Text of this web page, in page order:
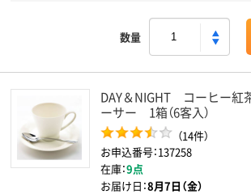
数量
DAY＆NIGHT コーヒー紅
ーサー 1箱（6客入）
（14件）
お申込番号：137258
在庫：9点
お届け日：8月7日（金）